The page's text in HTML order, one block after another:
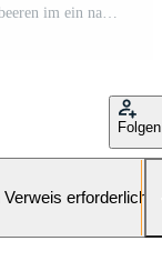
Folgen
erforderlich